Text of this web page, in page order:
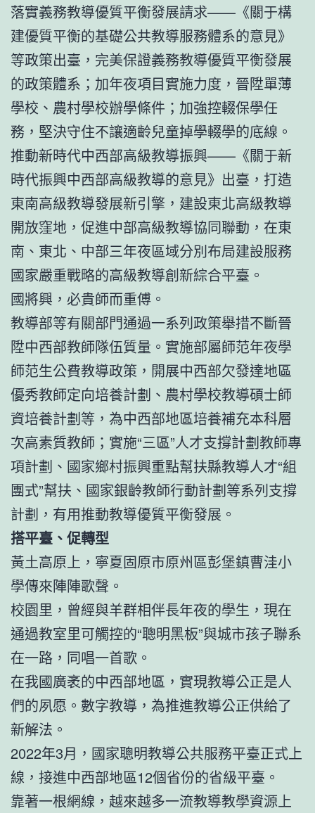
落實義務教導優質平衡發展請求——《關于構
建優質平衡的基礎公共教導服務體系的意見》
等政策出臺，完美保證義務教導優質平衡發展
的政策體系；加年夜項目實施力度，晉陞單薄
學校、農村學校辦學條件；加強控輟保學任
務，堅決守住不讓適齡兒童掉學輟學的底線。
推動新時代中西部高級教導振興——《關于新
時代振興中西部高級教導的意見》出臺，打造
東南高級教導發展新引擎，建設東北高級教導
開放窪地，促進中部高級教導協同聯動，在東
南、東北、中部三年夜區域分別布局建設服務
國家嚴重戰略的高級教導創新綜合平臺。
國將興，必貴師而重傅。
教導部等有關部門通過一系列政策舉措不斷晉
陞中西部教師隊伍質量。實施部屬師范年夜學
師范生公費教導政策，開展中西部欠發達地區
優秀教師定向培養計劃、農村學校教導碩士師
資培養計劃等，為中西部地區培養補充本科層
次高素質教師；實施“三區”人才支撐計劃教師專
項計劃、國家鄉村振興重點幫扶縣教導人才“組
團式”幫扶、國家銀齡教師行動計劃等系列支撐
計劃，有用推動教導優質平衡發展。
搭平臺、促轉型
黃土高原上，寧夏固原市原州區彭堡鎮曹洼小
學傳來陣陣歌聲。
校園里，曾經與羊群相伴長年夜的學生，現在
通過教室里可觸控的“聰明黑板”與城市孩子聯系
在一路，同唱一首歌。
在我國廣袤的中西部地區，實現教導公正是人
們的夙愿。數字教導，為推進教導公正供給了
新解法。
2022年3月，國家聰明教導公共服務平臺正式上
線，接進中西部地區12個省份的省級平臺。
靠著一根網線，越來越多一流教導教學資源上